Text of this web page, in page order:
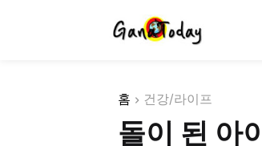
홈 건강/라이프
돌이 된 아